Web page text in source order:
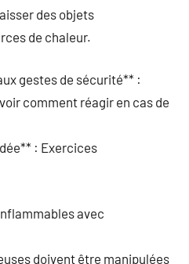
des objets
de chaleur.
gestes de sécurité** :
comment réagir en cas de
: Exercices
avec
doivent être manipulées